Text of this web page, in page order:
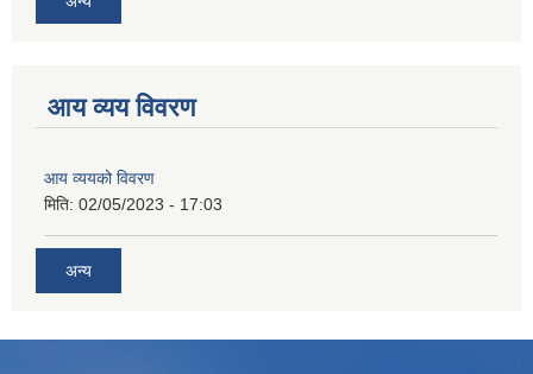
आय व्यय विवरण
आय व्ययको विवरण
मिति: 02/05/2023 - 17:03
अन्य